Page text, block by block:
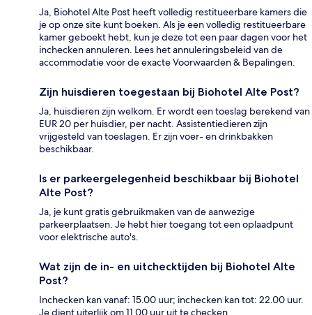
Ja, Biohotel Alte Post heeft volledig restitueerbare kamers die
je op onze site kunt boeken. Als je een volledig restitueerbare
kamer geboekt hebt, kun je deze tot een paar dagen voor het
inchecken annuleren. Lees het annuleringsbeleid van de
accommodatie voor de exacte Voorwaarden & Bepalingen.
Zijn huisdieren toegestaan bij Biohotel Alte Post?
Ja, huisdieren zijn welkom. Er wordt een toeslag berekend van
EUR 20 per huisdier, per nacht. Assistentiedieren zijn
vrijgesteld van toeslagen. Er zijn voer- en drinkbakken
beschikbaar.
Is er parkeergelegenheid beschikbaar bij Biohotel
Alte Post?
Ja, je kunt gratis gebruikmaken van de aanwezige
parkeerplaatsen. Je hebt hier toegang tot een oplaadpunt
voor elektrische auto's.
Wat zijn de in- en uitchecktijden bij Biohotel Alte
Post?
Inchecken kan vanaf: 15.00 uur; inchecken kan tot: 22.00 uur.
Je dient uiterlijk om 11.00 uur uit te checken.